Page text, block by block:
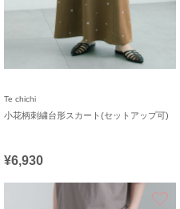
Te chichi
小花柄刺繍台形スカート(セットアップ可)
¥6,930